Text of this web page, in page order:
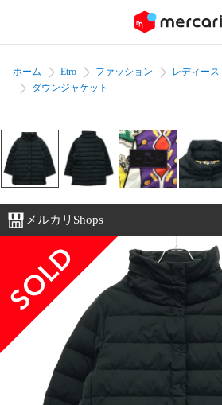
ホーム Etro ファッション レディース
ダウンジャケット
メルカリShops